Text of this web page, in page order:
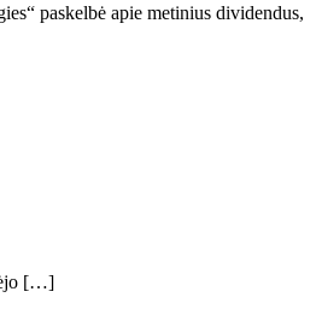
paskelbė apie metinius dividendus,
[…]